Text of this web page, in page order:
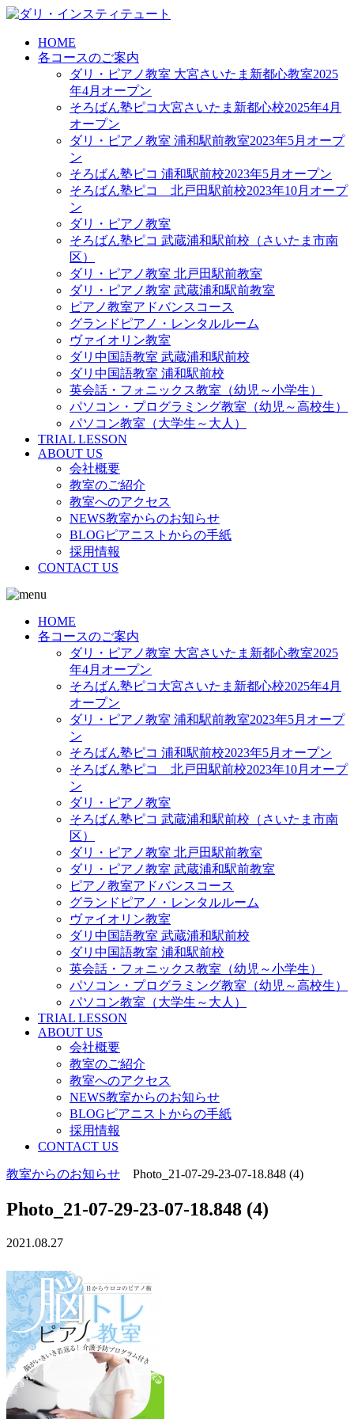
HOME
各コースのご案内
ダリ・ピアノ教室 大宮さいたま新都心教室2025
年4月オープン
そろばん塾ピコ大宮さいたま新都心校2025年4月
オープン
ダリ・ピアノ教室 浦和駅前教室2023年5月オープ
ン
そろばん塾ピコ 浦和駅前校2023年5月オープン
そろばん塾ピコ 北戸田駅前校2023年10月オープ
ン
ダリ・ピアノ教室
そろばん塾ピコ 武蔵浦和駅前校（さいたま市南
区）
ダリ・ピアノ教室 北戸田駅前教室
ダリ・ピアノ教室 武蔵浦和駅前教室
ピアノ教室アドバンスコース
グランドピアノ・レンタルルーム
ヴァイオリン教室
ダリ中国語教室 武蔵浦和駅前校
ダリ中国語教室 浦和駅前校
英会話・フォニックス教室（幼児～小学生）
パソコン・プログラミング教室（幼児～高校生）
パソコン教室（大学生～大人）
TRIAL LESSON
ABOUT US
会社概要
教室のご紹介
教室へのアクセス
NEWS教室からのお知らせ
BLOGピアニストからの手紙
採用情報
CONTACT US
HOME
各コースのご案内
ダリ・ピアノ教室 大宮さいたま新都心教室2025
年4月オープン
そろばん塾ピコ大宮さいたま新都心校2025年4月
オープン
ダリ・ピアノ教室 浦和駅前教室2023年5月オープ
ン
そろばん塾ピコ 浦和駅前校2023年5月オープン
そろばん塾ピコ 北戸田駅前校2023年10月オープ
ン
ダリ・ピアノ教室
そろばん塾ピコ 武蔵浦和駅前校（さいたま市南
区）
ダリ・ピアノ教室 北戸田駅前教室
ダリ・ピアノ教室 武蔵浦和駅前教室
ピアノ教室アドバンスコース
グランドピアノ・レンタルルーム
ヴァイオリン教室
ダリ中国語教室 武蔵浦和駅前校
ダリ中国語教室 浦和駅前校
英会話・フォニックス教室（幼児～小学生）
パソコン・プログラミング教室（幼児～高校生）
パソコン教室（大学生～大人）
TRIAL LESSON
ABOUT US
会社概要
教室のご紹介
教室へのアクセス
NEWS教室からのお知らせ
BLOGピアニストからの手紙
採用情報
CONTACT US
教室からのお知らせ Photo_21-07-29-23-07-18.848 (4)
Photo_21-07-29-23-07-18.848 (4)
2021.08.27